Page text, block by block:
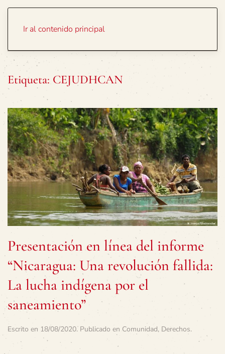
Ir al contenido principal
Etiqueta: CEJUDHCAN
Presentación en línea del informe
“Nicaragua: Una revolución fallida:
La lucha indígena por el
saneamiento”
Escrito en 18/08/2020. Publicado en Comunidad, Derechos.